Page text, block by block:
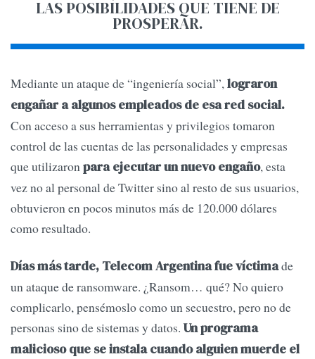
LAS POSIBILIDADES QUE TIENE DE
PROSPERAR.
Mediante un ataque de “ingeniería social”, lograron
engañar a algunos empleados de esa red social.
Con acceso a sus herramientas y privilegios tomaron
control de las cuentas de las personalidades y empresas
que utilizaron para ejecutar un nuevo engaño, esta
vez no al personal de Twitter sino al resto de sus usuarios,
obtuvieron en pocos minutos más de 120.000 dólares
como resultado.
Días más tarde, Telecom Argentina fue víctimade
un ataque de ransomware. ¿Ransom… qué? No quiero
complicarlo, pensémoslo como un secuestro, pero no de
personas sino de sistemas y datos. Un programa
malicioso que se instala cuando alguien muerde el